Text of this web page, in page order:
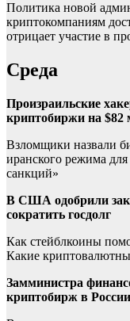
Политика новой
криптокомпаниям
отрицает участие в
Среда
Произраильские
криптобиржи на $82
Взломщики назвали
иранского режима
санкций»
В США одобрили
сократить госдолг
Как стейблкоины
Какие
Замминистра
криптобирж в России